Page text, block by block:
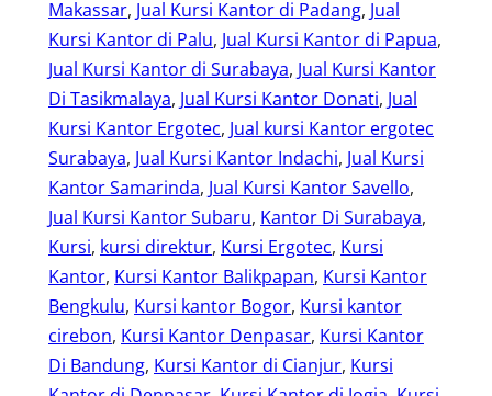
Makassar, Jual Kursi Kantor di Padang, Jual
Kursi Kantor di Palu, Jual Kursi Kantor di Papua
Jual Kursi Kantor di Surabaya, Jual Kursi Kantor
Di Tasikmalaya, Jual Kursi Kantor Donati, Jual
Kursi Kantor Ergotec, Jual kursi Kantor ergotec
Surabaya, Jual Kursi Kantor Indachi, Jual Kursi
Kantor Samarinda, Jual Kursi Kantor Savello
Jual Kursi Kantor Subaru, Kantor Di Surabaya
Kursi, kursi direktur, Kursi Ergotec, Kursi
Kantor, Kursi Kantor Balikpapan, Kursi Kantor
Bengkulu, Kursi kantor Bogor, Kursi kantor
cirebon, Kursi Kantor Denpasar, Kursi Kantor
Di Bandung, Kursi Kantor di Cianjur, Kursi